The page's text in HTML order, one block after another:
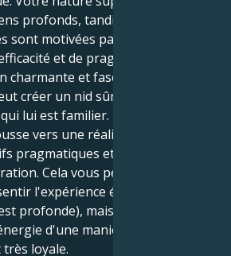
profonds, tandis que vos
sont motivées par un besoin
et de pragmatisme. Cela
charmante et fascinante. Votre
créer un nid sûr et se sentir
lui est familier. Mais votre Mars
vers une réalité de perfection
pragmatiques et de quête
Cela vous permet non
l'expérience émotionnelle de
profonde), mais aussi
d'une manière très fiable,
loyale.